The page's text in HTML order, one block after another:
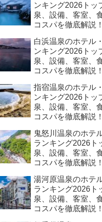
ンキング2026トッ
泉、設備、客室、
コスパを徹底解説
白浜温泉のホテル
ンキング2026トッ
泉、設備、客室、
コスパを徹底解説
指宿温泉のホテル
ンキング2026トッ
泉、設備、客室、
コスパを徹底解説
鬼怒川温泉のホテ
ランキング2026ト
泉、設備、客室、
コスパを徹底解説
湯河原温泉のホテ
ランキング2026ト
泉、設備、客室、
コスパを徹底解説